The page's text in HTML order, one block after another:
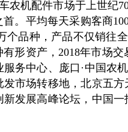
农机配件市场于上世纪
。平均每天采购客商
个品种，产品不仅销往
形资产，2018年市场
务中心、庞口·中国农
市场转移地，北京五
发展高峰论坛，中国